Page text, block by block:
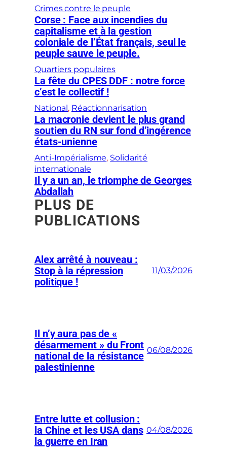
Crimes contre le peuple
Corse : Face aux incendies du
capitalisme et à la gestion
coloniale de l’État français, seul le
peuple sauve le peuple.
Quartiers populaires
La fête du CPES DDF : notre force
c’est le collectif !
National , Réactionnarisation
La macronie devient le plus grand
soutien du RN sur fond d’ingérence
états-unienne
Anti-Impérialisme, Solidarité
internationale
Il y a un an, le triomphe de Georges
Abdallah
PLUS DE
PUBLICATIONS
Alex arrêté à nouveau :
Stop à la répression
politique !
11/03/2026
Il n’y aura pas de «
désarmement » du Front
national de la résistance
palestinienne
06/08/2026
Entre lutte et collusion :
la Chine et les USA dans
la guerre en Iran
04/08/2026